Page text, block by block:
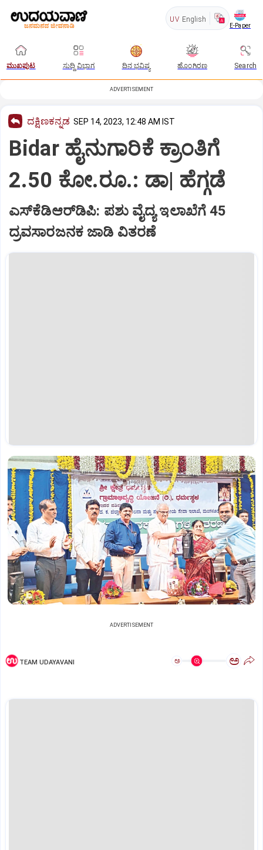
UV English
E-Paper
ಮುಖಪುಟ ಸುದ್ದಿ ವಿಭಾಗ ದಿನ ಭವಿಷ್ಯ ಹೊಂಗಿರಣ Search
ADVERTISEMENT
ದಕ್ಷಿಣಕನ್ನಡ SEP 14, 2023, 12:48 AM IST
Bidar ಹೈನುಗಾರಿಕೆ ಕ್ರಾಂತಿಗೆ
2.50 ಕೋ.ರೂ.: ಡಾ| ಹೆಗ್ಗಡೆ
ಎಸ್‌ಕೆಡಿಆರ್‌ಡಿಪಿ: ಪಶು ವೈದ್ಯ ಇಲಾಖೆಗೆ 45
ದ್ರವಸಾರಜನಕ ಜಾಡಿ ವಿತರಣೆ
ADVERTISEMENT
TEAM UDAYAVANI ಅ ಅ